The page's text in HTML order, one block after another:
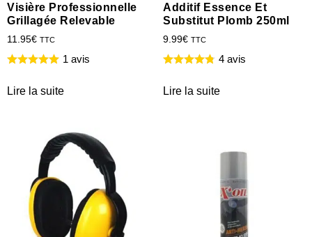
Visière Professionnelle
Grillagée Relevable
11.95€ TTC
1 avis
Lire la suite
Additif Essence Et
Substitut Plomb 250ml
9.99€ TTC
4 avis
Lire la suite